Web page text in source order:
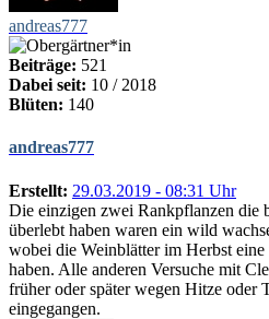
andreas777
Beiträge: 521
Dabei seit: 10 / 2018
Blüten: 140
andreas777
Erstellt: 29.03.2019 - 08:31 Uhr
Die einzigen zwei Rankpflanzen die
überlebt haben waren ein wild
wobei die Weinblätter im Herbst
haben. Alle anderen Versuche mit
früher oder später wegen Hitze oder
eingegangen.